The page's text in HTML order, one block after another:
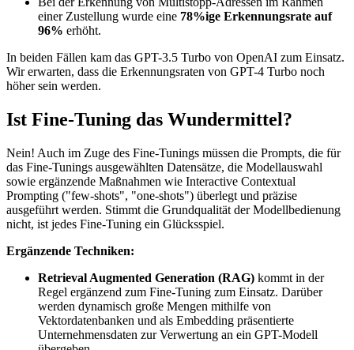
einer Zustellung wurde eine 78%ige Erkennungsrate auf
96% erhöht.
In beiden Fällen kam das GPT-3.5 Turbo von OpenAI zum Einsatz.
Wir erwarten, dass die Erkennungsraten von GPT-4 Turbo noch
höher sein werden.
Ist Fine-Tuning das Wundermittel?
Nein! Auch im Zuge des Fine-Tunings müssen die Prompts, die für
das Fine-Tunings ausgewählten Datensätze, die Modellauswahl
sowie ergänzende Maßnahmen wie Interactive Contextual
Prompting ("few-shots", "one-shots") überlegt und präzise
ausgeführt werden. Stimmt die Grundqualität der Modellbedienung
nicht, ist jedes Fine-Tuning ein Glücksspiel.
Ergänzende Techniken:
Retrieval Augmented Generation (RAG) kommt in der
Regel ergänzend zum Fine-Tuning zum Einsatz. Darüber
werden dynamisch große Mengen mithilfe von
Vektordatenbanken und als Embedding präsentierte
Unternehmensdaten zur Verwertung an ein GPT-Modell